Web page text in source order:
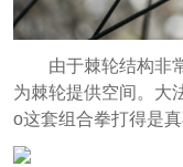
由于棘轮结构非
为棘轮提供空间。大
o这套组合拳打得是真